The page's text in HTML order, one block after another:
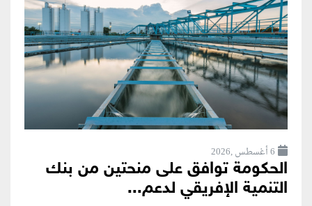
6 أغسطس ,2026
الحكومة توافق على منحتين من بنك
التنمية الإفريقي لدعم...